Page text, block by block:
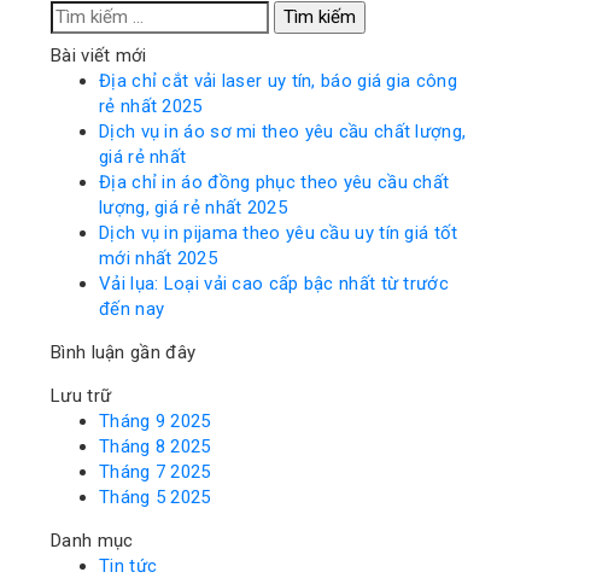
Tìm
kiếm
cho:
Bài viết mới
Địa chỉ cắt vải laser uy tín, báo giá gia công
rẻ nhất 2025
Dịch vụ in áo sơ mi theo yêu cầu chất lượng,
giá rẻ nhất
Địa chỉ in áo đồng phục theo yêu cầu chất
lượng, giá rẻ nhất 2025
Dịch vụ in pijama theo yêu cầu uy tín giá tốt
mới nhất 2025
Vải lụa: Loại vải cao cấp bậc nhất từ trước
đến nay
Bình luận gần đây
Lưu trữ
Tháng 9 2025
Tháng 8 2025
Tháng 7 2025
Tháng 5 2025
Danh mục
Tin tức